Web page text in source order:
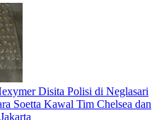
Disita Polisi di Neglasari